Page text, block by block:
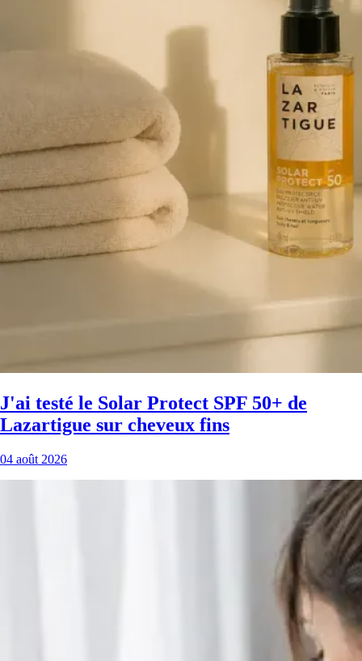
J'ai testé le Solar Protect SPF 50+ de
Lazartigue sur cheveux fins
04 août 2026